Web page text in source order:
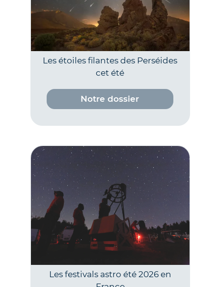
Les étoiles filantes des Perséides
cet été
Notre dossier
Les festivals astro été 2026 en